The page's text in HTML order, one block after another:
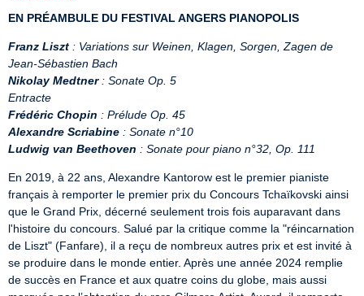
EN PRÉAMBULE DU FESTIVAL ANGERS PIANOPOLIS
Franz Liszt : Variations sur Weinen, Klagen, Sorgen, Zagen de
Jean-Sébastien Bach
Nikolay Medtner : Sonate Op. 5
Entracte
Frédéric Chopin : Prélude Op. 45
Alexandre Scriabine : Sonate n°10
Ludwig van Beethoven : Sonate pour piano n°32, Op. 111
En 2019, à 22 ans, Alexandre Kantorow est le premier pianiste
français à remporter le premier prix du Concours Tchaïkovski ainsi
que le Grand Prix, décerné seulement trois fois auparavant dans
l'histoire du concours. Salué par la critique comme la "réincarnation
de Liszt" (Fanfare), il a reçu de nombreux autres prix et est invité à
se produire dans le monde entier. Après une année 2024 remplie
de succès en France et aux quatre coins du globe, mais aussi